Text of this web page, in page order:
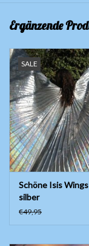
Ergänzende
SALE
Schöne Isis
silber
€49,95